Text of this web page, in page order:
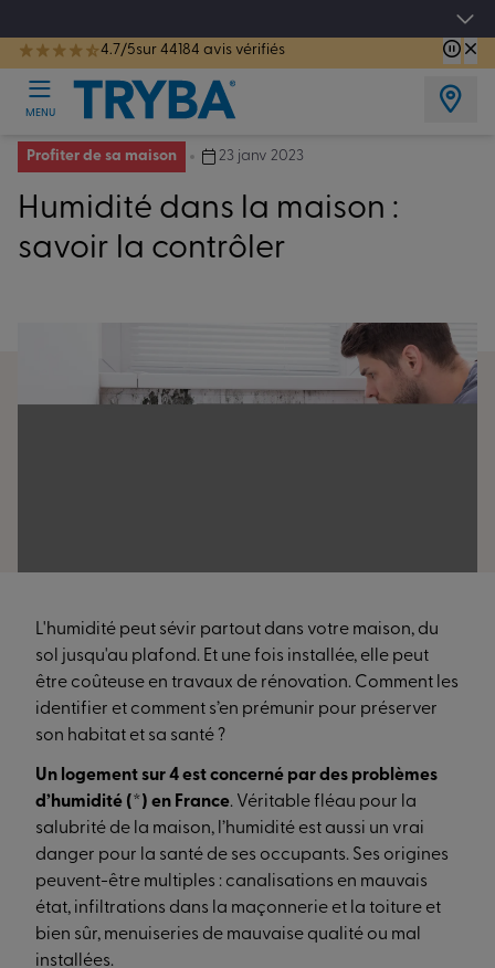
Les jours tentation : Jusqu'à -15% sur vos fenêtres, portes, volets et pergolas
4.7/5sur 44184 avis vérifiés
MENU
Profiter de sa maison 23 janv 2023
Humidité dans la maison :
savoir la contrôler
L'humidité peut sévir partout dans votre maison, du
sol jusqu'au plafond. Et une fois installée, elle peut
être coûteuse en travaux de rénovation. Comment les
identifier et comment s’en prémunir pour préserver
son habitat et sa santé ?
Un logement sur 4 est concerné par des problèmes
d’humidité (*) en France. Véritable fléau pour la
salubrité de la maison, l’humidité est aussi un vrai
danger pour la santé de ses occupants. Ses origines
peuvent-être multiples : canalisations en mauvais
état, infiltrations dans la maçonnerie et la toiture et
bien sûr, menuiseries de mauvaise qualité ou mal
installées.